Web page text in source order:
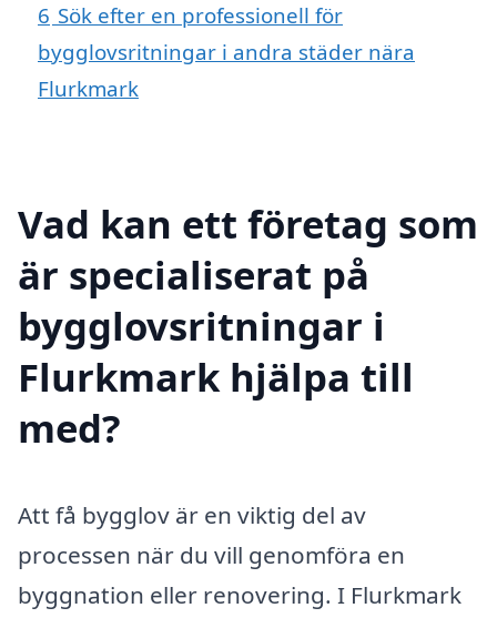
6 Sök efter en professionell för
bygglovsritningar i andra städer nära
Flurkmark
Vad kan ett företag som
är specialiserat på
bygglovsritningar i
Flurkmark hjälpa till
med?
Att få bygglov är en viktig del av
processen när du vill genomföra en
byggnation eller renovering. I Flurkmark